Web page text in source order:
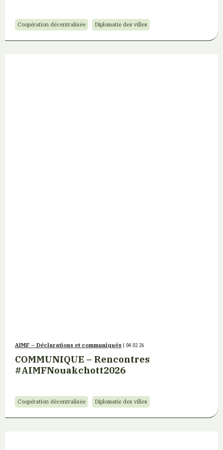
Coopération décentralisée Diplomatie des villes
AIMF – Déclarations et communiqués | 04.02.26
COMMUNIQUE – Rencontres
#AIMFNouakchott2026
Coopération décentralisée Diplomatie des villes